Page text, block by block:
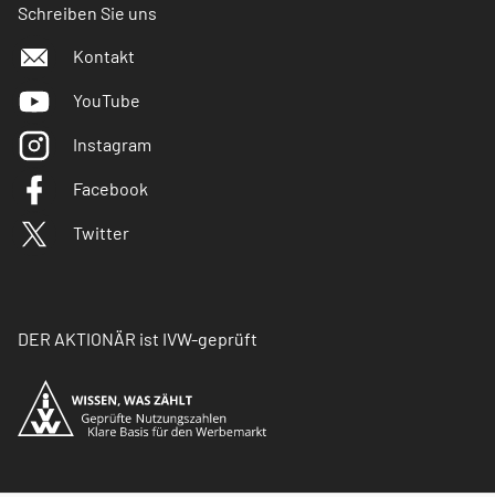
Schreiben Sie uns
Kontakt
YouTube
Instagram
Facebook
Twitter
DER AKTIONÄR ist IVW-geprüft